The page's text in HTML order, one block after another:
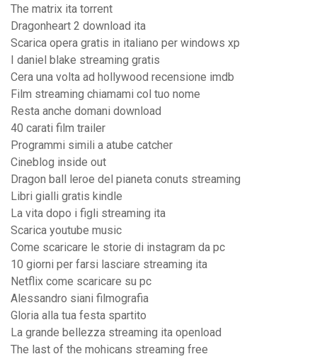
The matrix ita torrent
Dragonheart 2 download ita
Scarica opera gratis in italiano per windows xp
I daniel blake streaming gratis
Cera una volta ad hollywood recensione imdb
Film streaming chiamami col tuo nome
Resta anche domani download
40 carati film trailer
Programmi simili a atube catcher
Cineblog inside out
Dragon ball leroe del pianeta conuts streaming
Libri gialli gratis kindle
La vita dopo i figli streaming ita
Scarica youtube music
Come scaricare le storie di instagram da pc
10 giorni per farsi lasciare streaming ita
Netflix come scaricare su pc
Alessandro siani filmografia
Gloria alla tua festa spartito
La grande bellezza streaming ita openload
The last of the mohicans streaming free